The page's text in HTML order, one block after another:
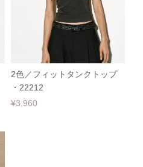
2色／フィットタンクトップ
・22212
¥3,960